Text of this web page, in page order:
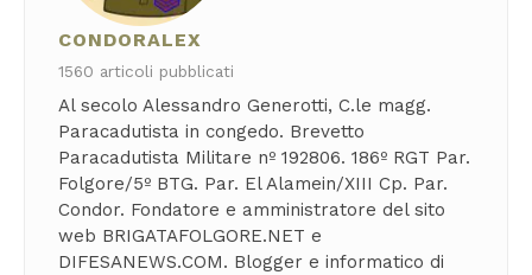
CONDORALEX
1560 articoli pubblicati
Al secolo Alessandro Generotti, C.le magg.
Paracadutista in congedo. Brevetto
Paracadutista Militare nº 192806. 186º RGT Par.
Folgore/5º BTG. Par. El Alamein/XIII Cp. Par.
Condor. Fondatore e amministratore del sito
web BRIGATAFOLGORE.NET e
DIFESANEWS.COM. Blogger e informatico di